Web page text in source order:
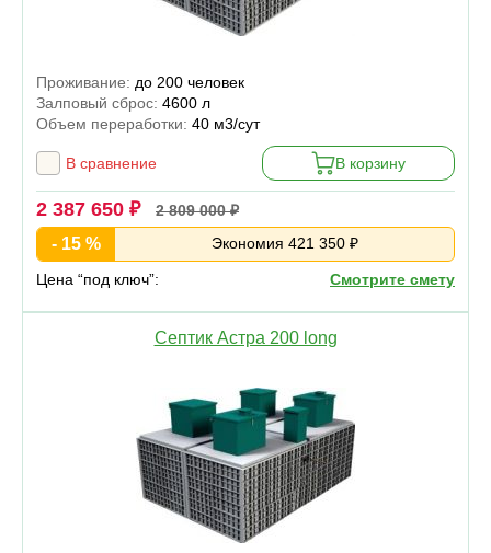
Проживание: до 200 человек
Залповый сброс: 4600 л
Объем переработки: 40 м3/сут
В сравнение В корзину
2 387 650 ₽ 2 809 000 ₽
- 15 % Экономия 421 350 ₽
Цена “под ключ”: Смотрите смету
Септик Астра 200 long